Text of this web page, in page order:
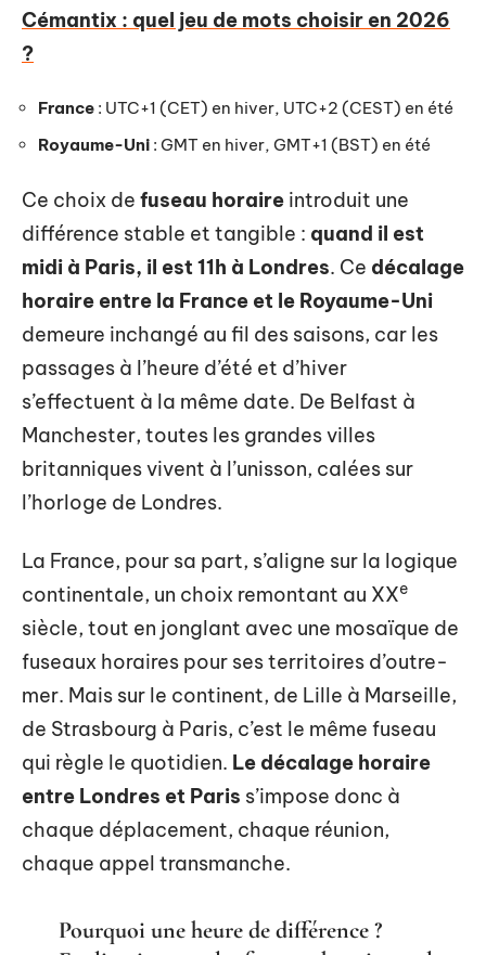
Cémantix : quel jeu de mots choisir en 2026
?
France : UTC+1 (CET) en hiver, UTC+2 (CEST) en été
Royaume-Uni : GMT en hiver, GMT+1 (BST) en été
Ce choix de fuseau horaire introduit une
différence stable et tangible : quand il est
midi à Paris, il est 11h à Londres. Ce décalage
horaire entre la France et le Royaume-Uni
demeure inchangé au fil des saisons, car les
passages à l’heure d’été et d’hiver
s’effectuent à la même date. De Belfast à
Manchester, toutes les grandes villes
britanniques vivent à l’unisson, calées sur
l’horloge de Londres.
La France, pour sa part, s’aligne sur la logique
continentale, un choix remontant au XXe
siècle, tout en jonglant avec une mosaïque de
fuseaux horaires pour ses territoires d’outre-
mer. Mais sur le continent, de Lille à Marseille,
de Strasbourg à Paris, c’est le même fuseau
qui règle le quotidien. Le décalage horaire
entre Londres et Paris s’impose donc à
chaque déplacement, chaque réunion,
chaque appel transmanche.
Pourquoi une heure de différence ?